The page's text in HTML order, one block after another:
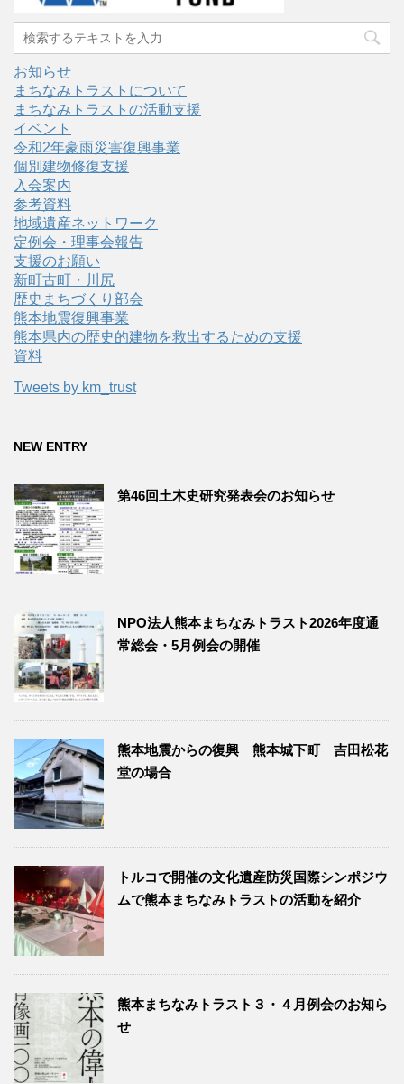
お知らせ
まちなみトラストについて
まちなみトラストの活動支援
イベント
令和2年豪雨災害復興事業
個別建物修復支援
入会案内
参考資料
地域遺産ネットワーク
定例会・理事会報告
支援のお願い
新町古町・川尻
歴史まちづくり部会
熊本地震復興事業
熊本県内の歴史的建物を救出するための支援
資料
Tweets by km_trust
NEW ENTRY
第46回土木史研究発表会のお知らせ
NPO法人熊本まちなみトラスト2026年度通
常総会・5月例会の開催
熊本地震からの復興 熊本城下町 吉田松花
堂の場合
トルコで開催の文化遺産防災国際シンポジウ
ムで熊本まちなみトラストの活動を紹介
熊本まちなみトラスト３・４月例会のお知ら
せ